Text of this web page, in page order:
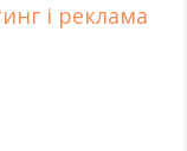
і реклама